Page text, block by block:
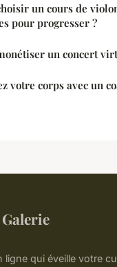
un cours de
pour progresser ?
un concert
votre corps avec un
ligne qui éveille votre